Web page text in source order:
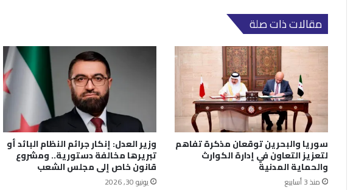
مقالات ذات صلة
سوريا والبحرين توقعان مذكرة تفاهم
لتعزيز التعاون في إدارة الكوارث
والحماية المدنية
منذ 3 أسابيع
وزير العدل: إنكار جرائم النظام البائد أو
تبريرها مخالفة دستورية.. ومشروع
قانون خاص إلى مجلس الشعب
يونيو 30, 2026